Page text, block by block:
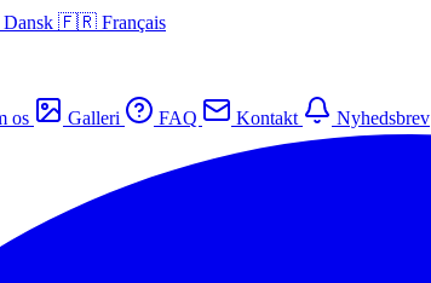
Dansk 🇫🇷 Français
os Galleri FAQ Kontakt Nyhedsbrev